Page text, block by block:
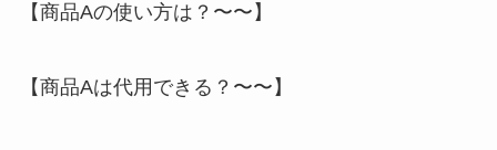
【商品Aの使い方は？〜〜】
【商品Aは代用できる？〜〜】